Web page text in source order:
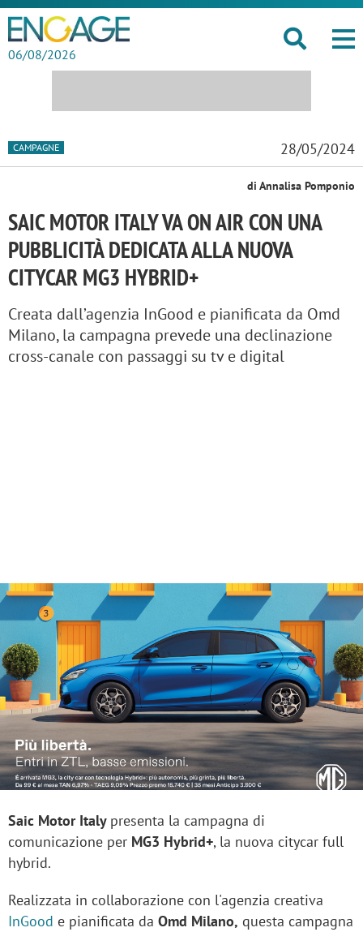
06/08/2026
CAMPAGNE 28/05/2024
di Annalisa Pomponio
SAIC MOTOR ITALY VA ON AIR CON UNA
PUBBLICITÀ DEDICATA ALLA NUOVA
CITYCAR MG3 HYBRID+
Creata dall’agenzia InGood e pianificata da Omd
Milano, la campagna prevede una declinazione
cross-canale con passaggi su tv e digital
Saic Motor Italy presenta la campagna di
comunicazione per MG3 Hybrid+, la nuova citycar full
hybrid.
Realizzata in collaborazione con l'agenzia creativa
InGood e pianificata da Omd Milano, questa campagna